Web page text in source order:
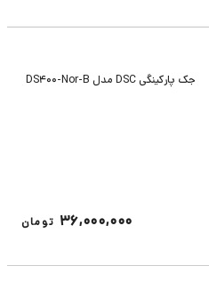
جک پارکینگی DSC مدل DS400-Nor-B
36,000,000 تومان